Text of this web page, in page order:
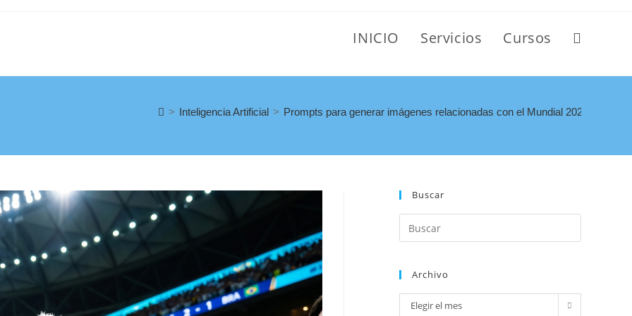
INICIO Servicios Cursos
> Inteligencia Artificial > Prompts para generar imágenes relacionadas con el Mundial 2026
Buscar
Archivo
Elegir el mes